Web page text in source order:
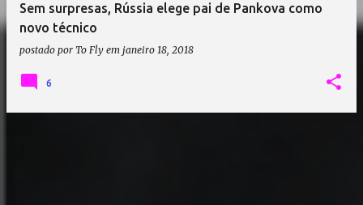
Sem surpresas, Rússia elege pai de Pankova como
novo técnico
postado por To Fly em janeiro 18, 2018
6